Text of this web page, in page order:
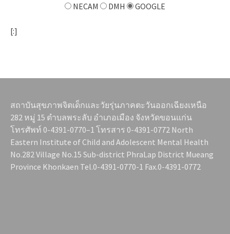
NECAM DMH GOOGLE
[:]
สถาบันสุขภาพจิตเด็กและวัยรุ่นภาคตะวันออกเฉียงเหนือ
282 หมู่ 15 ตำบลพระลับ อำเภอเมือง จังหวัดขอนแก่น
โทรศัพท์ 0-4391-0770–1 โทรสาร 0-4391-0772 North
Eastern Institute of Child and Adolescent Mental Health
No.282 Village No.15 Sub-district PhraLap District Mueang
Province Khonkaen Tel.0-4391-0770-1 Fax.0-4391-0772